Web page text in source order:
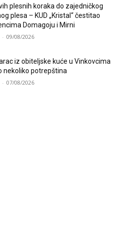
plesnih koraka do zajedničkog
plesa – KUD „Kristal“ čestitao
Domagoju i Mirni
- 09/08/2026
iz obiteljske kuće u Vinkovcima
nekoliko potrepština
- 07/08/2026